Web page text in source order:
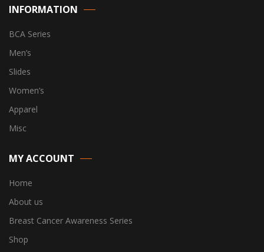
INFORMATION
BCA Series
Men’s
Slides
Women’s
Apparel
Misc
MY ACCOUNT
Home
About us
Breast Cancer Awareness Series
Shop